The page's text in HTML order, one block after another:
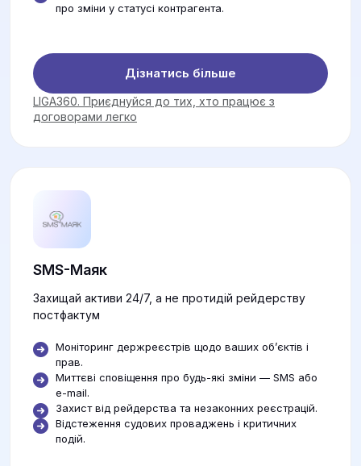
про зміни у статусі контрагента.
Дізнатись більше
LIGA360. Приєднуйся до тих, хто працює з
договорами легко
SMS-Маяк
Захищай активи 24/7, а не протидій рейдерству
постфактум
Моніторинг держреєстрів щодо ваших об’єктів і
прав.
Миттєві сповіщення про будь-які зміни — SMS або
e-mail.
Захист від рейдерства та незаконних реєстрацій.
Відстеження судових проваджень і критичних
подій.